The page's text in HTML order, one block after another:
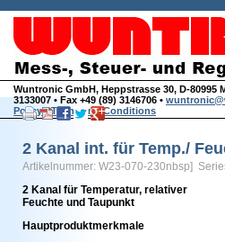
Wuntronic GmbH, Heppstrasse 30, D-80995
3133007 • Fax +49 (89) 3146706 •
Policy•Terms and Conditions
2 Kanal int. für Temp./
Artikelnummer: W23-070-230nbsp]
2 Kanal für Temperatur, relativer
Feuchte und Taupunkt
Hauptproduktmerkmale